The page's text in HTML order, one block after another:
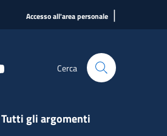
Accesso all'area personale |
Cerca
Tutti gli argomenti